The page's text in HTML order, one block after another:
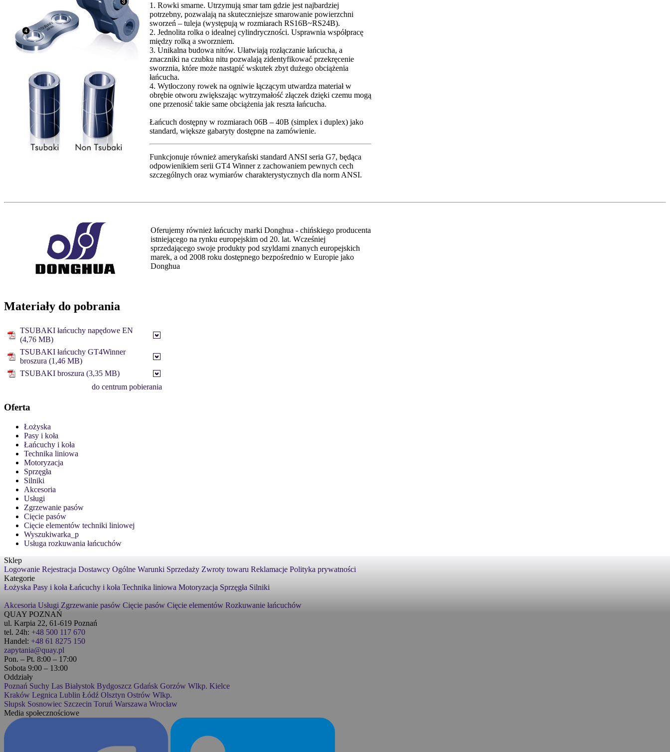
1. Rowki smarne. Utrzymują smar tam gdzie jest najbardziej
potrzebny, pozwalają na skuteczniejsze smarowanie powierzchni
sworzeń – tuleja (występują w rozmiarach RS16B~RS24B).
2. Jednolita rolka o idealnej cylindryczności. Usprawnia współpracę
między rolką a sworzniem.
3. Unikalna budowa nitów. Ułatwiają rozłączanie łańcucha, a
znaczniki na czubku nitu pozwalają zidentyfikować przekręcenie
sworznia, które może nastąpić wskutek zbyt dużego obciążenia
łańcucha.
4. Wytłoczony rowek na ogniwie łączącym utwardza materiał w
obrębie otworu zwiększając wytrzymałość złączek dzięki czemu mogą
one przenosić takie same obciążenia jak reszta łańcucha.
Łańcuch dostępny w rozmiarach 06B – 40B (simplex i duplex) jako
standard, większe gabaryty dostępne na zamówienie.
Funkcjonuje również amerykański standard ANSI seria G7, będąca
odpowienikiem serii GT4 Winner z zachowaniem pewnych cech
szczególnych oraz wymiarów charakterystycznych dla norm ANSI.
Oferujemy również łańcuchy marki Donghua - chińskiego producenta
istniejącego na rynku europejskim od 20. lat. Wcześniej
sprzedającego swoje produkty pod szyldami znanych europejskich
marek, a od 2008 roku dostępnego bezpośrednio w Europie jako
Donghua
Materiały do pobrania
TSUBAKI łańcuchy napędowe EN
(4,76 MB)
TSUBAKI łańcuchy GT4Winner
broszura (1,46 MB)
TSUBAKI broszura (3,35 MB)
do centrum pobierania
Oferta
Łożyska
Pasy i koła
Łańcuchy i koła
Technika liniowa
Motoryzacja
Sprzęgła
Silniki
Akcesoria
Usługi
Zgrzewanie pasów
Cięcie pasów
Cięcie elementów techniki liniowej
Wyszukiwarka_p
Usługa rozkuwania łańcuchów
Sklep
Logowanie Rejestracja Dostawcy Ogólne Warunki Sprzedaży Zwroty towaru Reklamacje Polityka prywatności
Kategorie
Łożyska Pasy i koła Łańcuchy i koła Technika liniowa Motoryzacja Sprzęgła Silniki
Akcesoria Usługi Zgrzewanie pasów Cięcie pasów Cięcie elementów Rozkuwanie łańcuchów
QUAY POZNAŃ
ul. Karpia 22, 61-619 Poznań
tel. 24h: +48 500 117 670
Handel: +48 61 8275 150
zapytania@quay.pl
Pon. – Pt. 8:00 – 17:00
Sobota 9:00 – 13:00
Oddziały
Poznań Suchy Las Białystok Bydgoszcz Gdańsk Gorzów Wlkp. Kielce
Kraków Legnica Lublin Łódź Olsztyn Ostrów Wlkp.
Słupsk Sosnowiec Szczecin Toruń Warszawa Wrocław
Media społecznościowe